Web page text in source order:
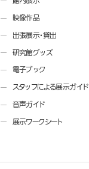
映像作品
出張展示・貸出
研究館グッズ
電子ブック
スタッフによる展示ガイド
音声ガイド
展示ワークシート